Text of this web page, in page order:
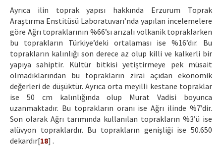
Ayrıca ilin toprak yapısı hakkında Erzurum Toprak
Araştırma Enstitüsü Laboratuvarı’nda yapılan incelemelere
göre Ağrı topraklarının %66’sı arızalı volkanik topraklarken
bu toprakların Türkiye’deki ortalaması ise %16’dır. Bu
toprakların kalınlığı son derece az olup killi ve kalkerli bir
yapıya sahiptir. Kültür bitkisi yetiştirmeye pek müsait
olmadıklarından bu toprakların zirai açıdan ekonomik
değerleri de düşüktür. Ayrıca orta meyilli kestane topraklar
ise 50 cm kalınlığında olup Murat Vadisi boyunca
uzanmaktadır. Bu toprakların oranı ise Ağrı ilinde %7’dir.
Son olarak Ağrı tarımında kullanılan toprakların %3’ü ise
alüvyon topraklardır. Bu toprakların genişliği ise 50.650
dekardır[18] .